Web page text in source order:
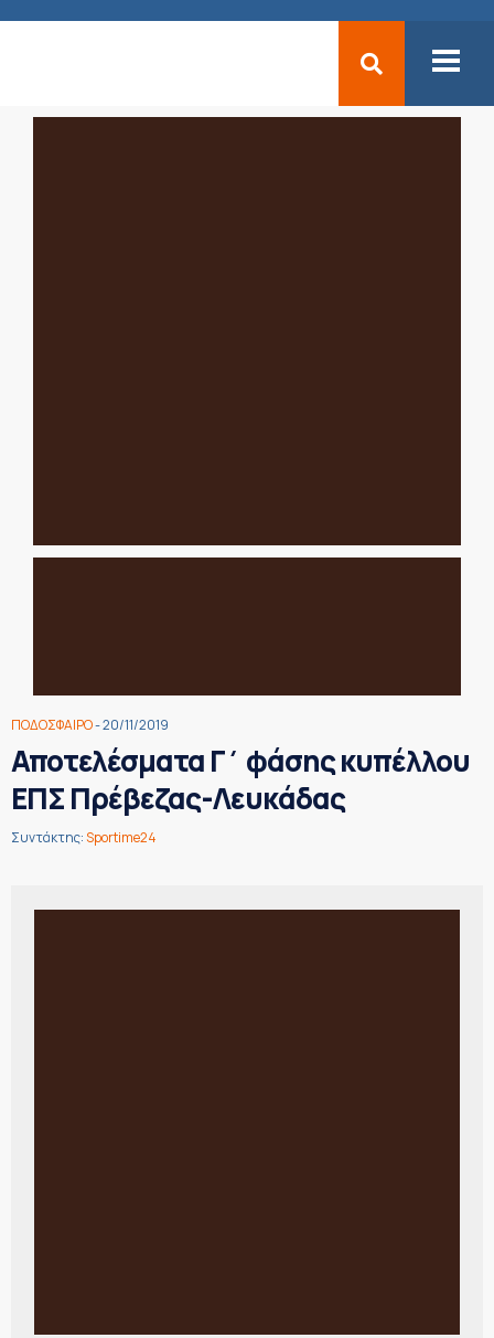
ΠΟΔΟΣΦΑΙΡΟ- 20/11/2019
Αποτελέσματα Γ΄ φάσης κυπέλλου
ΕΠΣ Πρέβεζας-Λευκάδας
Συντάκτης:Sportime24